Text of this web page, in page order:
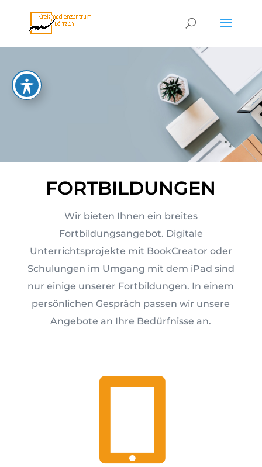
FORTBILDUNGEN
Wir bieten Ihnen ein breites
Fortbildungsangebot. Digitale
Unterrichtsprojekte mit BookCreator oder
Schulungen im Umgang mit dem iPad sind
nur einige unserer Fortbildungen. In einem
persönlichen Gespräch passen wir unsere
Angebote an Ihre Bedürfnisse an.